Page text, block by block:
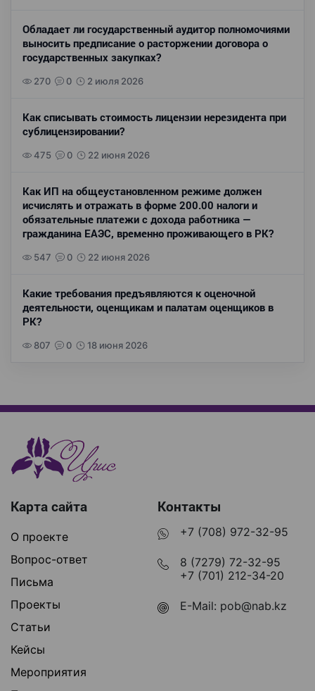
Обладает ли государственный аудитор полномочиями
выносить предписание о расторжении договора о
государственных закупках?
270 0 2 июля 2026
Как списывать стоимость лицензии нерезидента при
сублицензировании?
475 0 22 июня 2026
Как ИП на общеустановленном режиме должен
исчислять и отражать в форме 200.00 налоги и
обязательные платежи с дохода работника —
гражданина ЕАЭС, временно проживающего в РК?
547 0 22 июня 2026
Какие требования предъявляются к оценочной
деятельности, оценщикам и палатам оценщиков в
РК?
807 0 18 июня 2026
Карта сайта
О проекте
Вопрос-ответ
Письма
Проекты
Статьи
Кейсы
Мероприятия
Контакты
+7 (708) 972-32-95
8 (7279) 72-32-95
+7 (701) 212-34-20
E-Mail: pob@nab.kz